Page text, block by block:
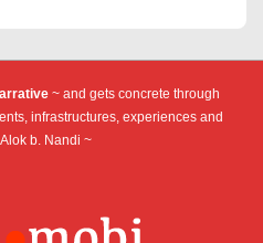
~ and gets concrete through
infrastructures, experiences and
b. Nandi ~